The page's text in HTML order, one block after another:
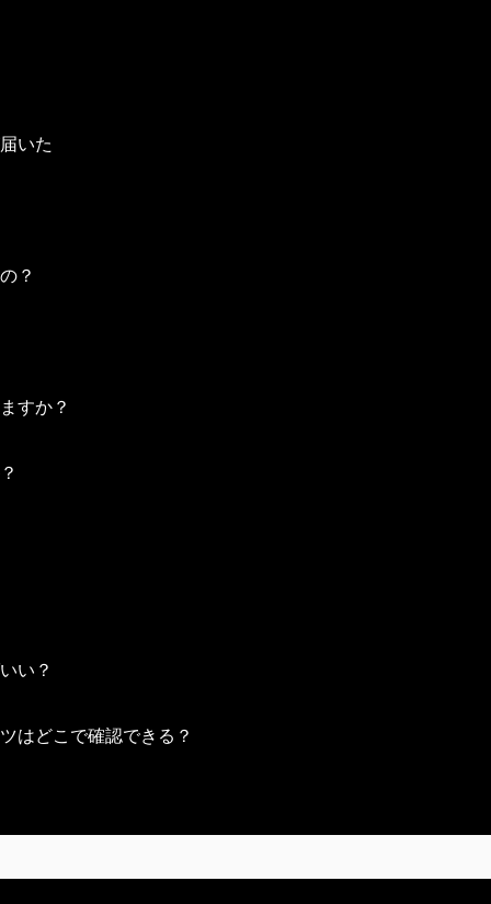
過しますと配送依頼期限を迎えます。
。
て限定商品等の入手に使用可能です。
迎える前にお早めに配送依頼を行っていただけますようお願
る際には、一回のご購入で最大枚数まで購入することが可能
た商品を「ストアポイント」に変換することで獲得できます
ポイントへの変換が可能です。
の商品などと交換いただけます。
いた
異なる場合がございます。
、音声などのデジタル形式で構成されたコンテンツを指しま
？
ページ内のアルバムに表示されますのでそちらから閲覧が可
ムなどを入手できるページとなります。
すか？
お客様が配送には及ばないとお考えになられた商品を配送
自動的にストアポイントに交換となります。
異なります。
することができません。
々なものを入手することのできるコードとなります。
配布上限が存在する場合があります。
るコードを入力された場合には何も入手できませんのでご了
い？
ボタンより入力ページに遷移することができますのでそちら
はどこで確認できる？
ツを初めて入手された場合はマイページ内のアルバムに「
りません。